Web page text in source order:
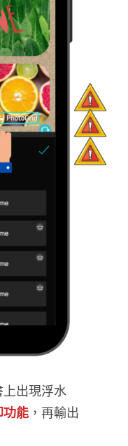
出現浮水
功能 ，再輸出